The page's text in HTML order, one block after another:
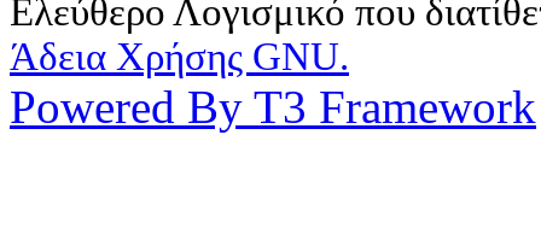
Ελεύθερο Λογισμικό που
Άδεια Χρήσης GNU.
Powered By T3 Framework